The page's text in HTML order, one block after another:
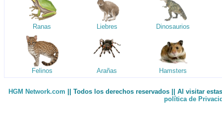
Ranas Liebres Dinosaurios
Felinos Arañas Hamsters
HGM Network.com || Todos los derechos reservados || Al visitar
política de